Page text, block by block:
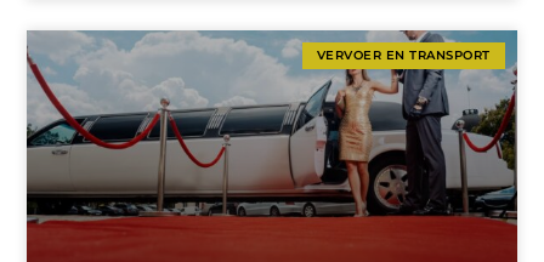
VERVOER EN TRANSPORT